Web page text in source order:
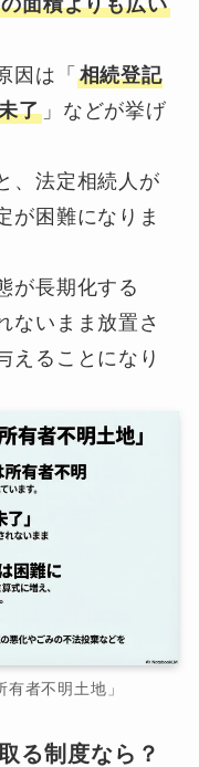
因は「 相続登記
了 」などが挙げ
、法定相続人が
が困難になりま
が長期化する
ないまま放置さ
えることになり
者不明土地」
る制度なら？